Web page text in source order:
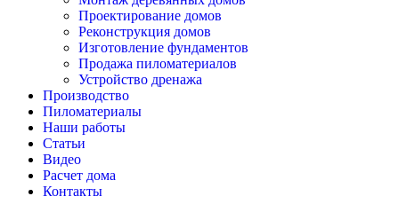
Проектирование домов
Реконструкция домов
Изготовление фундаментов
Продажа пиломатериалов
Устройство дренажа
Производство
Пиломатериалы
Наши работы
Статьи
Видео
Расчет дома
Контакты